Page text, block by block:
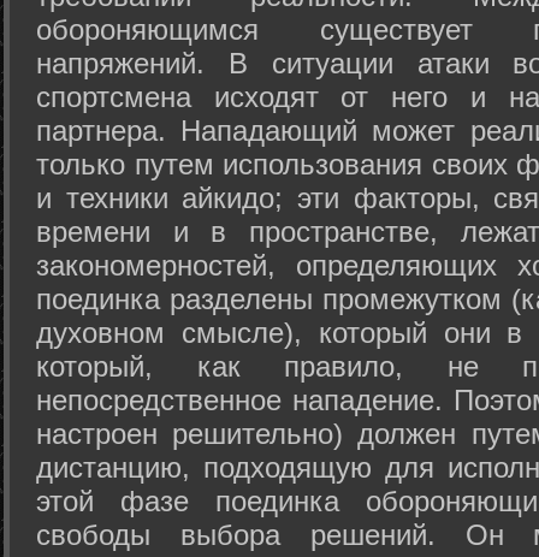
обороняющимся существует
напряжений. В ситуации атаки
спортсмена исходят от него и
партнера. Нападающий может
только путем использования своих
и техники айкидо; эти факторы,
времени и в пространстве,
закономерностей, определяющих
поединка разделены промежутком
духовном смысле), который они в
который, как правило, не
непосредственное нападение.
настроен решительно) должен
дистанцию, подходящую для
этой фазе поединка
свободы выбора решений. Он